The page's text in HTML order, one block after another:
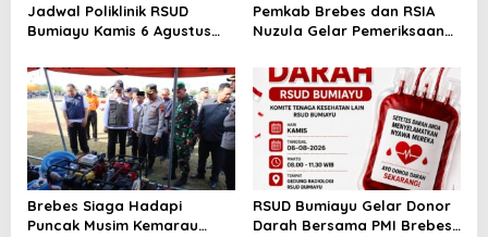
Jadwal Poliklinik RSUD
Bumiayu Kamis 6 Agustus
Dokter Sebelum Berkunjung
Pemkab Brebes dan RSIA
Nuzula Gelar Pemeriksaan
Perkuat Kesehatan Ibu dan
Bayi
Brebes Siaga Hadapi
Puncak Musim Kemarau
RSUD Bumiayu Gelar Donor
Darah Bersama PMI Brebes